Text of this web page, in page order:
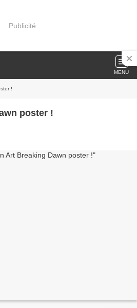
Publicité
MENU
!
poster !